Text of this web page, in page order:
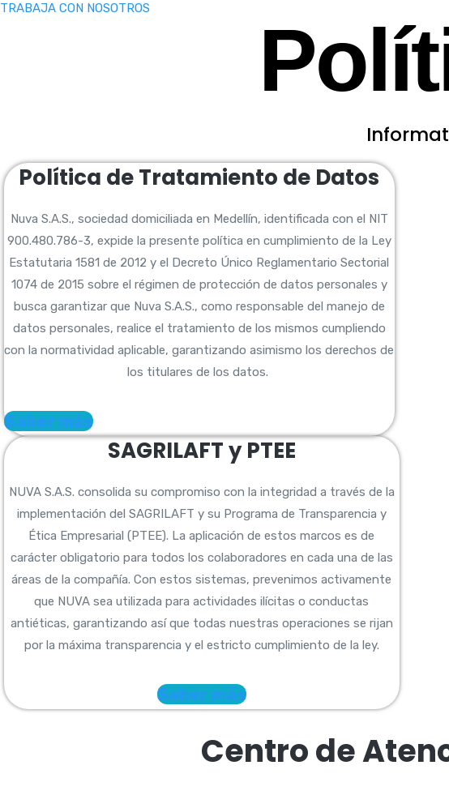
TRABAJA CON NOSOTROS
Política de Tratamiento de Datos
Nuva S.A.S., sociedad domiciliada en Medellín, identificada con el NIT
900.480.786-3, expide la presente política en cumplimiento de la Ley
Estatutaria 1581 de 2012 y el Decreto Único Reglamentario Sectorial
1074 de 2015 sobre el régimen de protección de datos personales y
busca garantizar que Nuva S.A.S., como responsable del manejo de
datos personales, realice el tratamiento de los mismos cumpliendo
con la normatividad aplicable, garantizando asimismo los derechos de
los titulares de los datos.
Saber más
SAGRILAFT y PTEE
NUVA S.A.S. consolida su compromiso con la integridad a través de la
implementación del SAGRILAFT y su Programa de Transparencia y
Ética Empresarial (PTEE). La aplicación de estos marcos es de
carácter obligatorio para todos los colaboradores en cada una de las
áreas de la compañía. Con estos sistemas, prevenimos activamente
que NUVA sea utilizada para actividades ilícitas o conductas
antiéticas, garantizando así que todas nuestras operaciones se rijan
por la máxima transparencia y el estricto cumplimiento de la ley.
Saber más
Centro de